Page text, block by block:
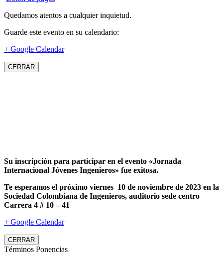
Quedamos atentos a cualquier inquietud.
Guarde este evento en su calendario:
+ Google Calendar
CERRAR
Su inscripción para participar en el evento «Jornada
Internacional Jóvenes Ingenieros» fue exitosa.
Te esperamos el próximo viernes 10 de noviembre de 2023 en la
Sociedad Colombiana de Ingenieros, auditorio sede centro
Carrera 4 # 10 – 41
+ Google Calendar
CERRAR
Términos Ponencias